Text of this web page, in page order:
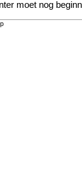
moet nog